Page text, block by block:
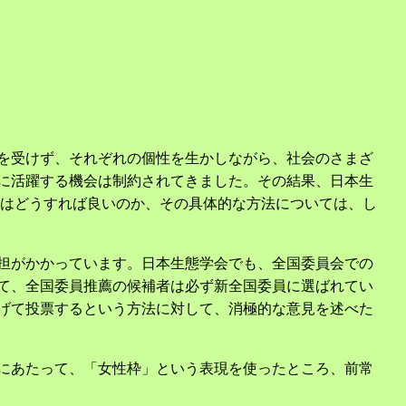
けず、それぞれの個性を生かしながら、社会のさまざ
躍する機会は制約されてきました。その結果、日本生
どうすれば良いのか、その具体的な方法については、し
かかっています。日本生態学会でも、全国委員会での
全国委員推薦の候補者は必ず新全国委員に選ばれてい
投票するという方法に対して、消極的な意見を述べた
たって、「女性枠」という表現を使ったところ、前常